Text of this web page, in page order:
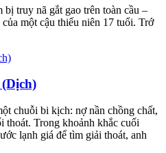
truy nã gắt gao trên toàn cầu –
một cậu thiếu niên 17 tuổi. Trớ
chuỗi bi kịch: nợ nần chồng chất,
thoát. Trong khoảnh khắc cuối
lạnh giá để tìm giải thoát, anh